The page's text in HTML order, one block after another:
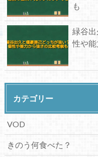
も
緑谷
性や
カテゴリー
VOD
きのう何食べた？